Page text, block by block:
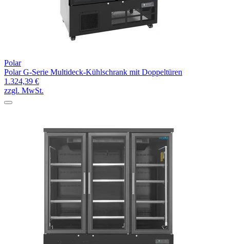
Polar
Polar G-Serie Multideck-Kühlschrank mit Doppeltüren
1.324,39 €
zzgl. MwSt.